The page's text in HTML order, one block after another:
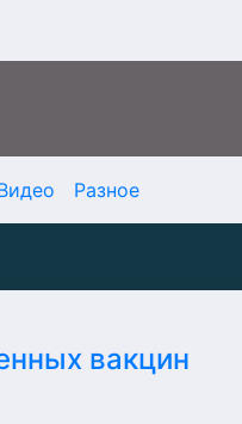
Разное
вакцин